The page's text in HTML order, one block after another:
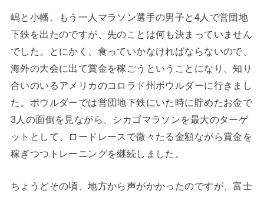
嶋と小幡、もう一人マラソン選手の男子と4人で営団地
下鉄を出たのですが、先のことは何も決まっていません
でした。とにかく、食っていかなければならないので、
海外の大会に出て賞金を稼ごうということになり、知り
合いのいるアメリカのコロラド州ボウルダーに行きまし
た。ボウルダーでは営団地下鉄にいた時に貯めたお金で
3人の面倒を見ながら、シカゴマラソンを最大のターゲ
ットとして、ロードレースで微々たる金額ながら賞金を
稼ぎつつトレーニングを継続しました。
ちょうどその頃、地方から声がかかったのですが、富士